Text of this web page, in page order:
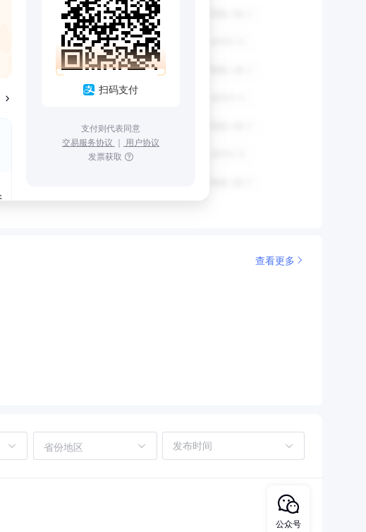
扫码支付
支付则代表同意
交易服务协议 ｜ 用户协议
发票获取
查看更多
省份地区
公众号